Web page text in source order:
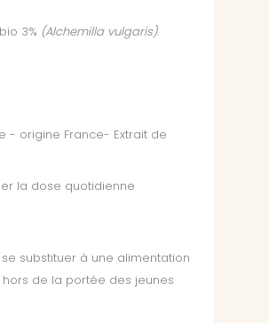
3% (Alchemilla vulgaris).
- origine France- Extrait de
la dose quotidienne
substituer à une alimentation
de la portée des jeunes